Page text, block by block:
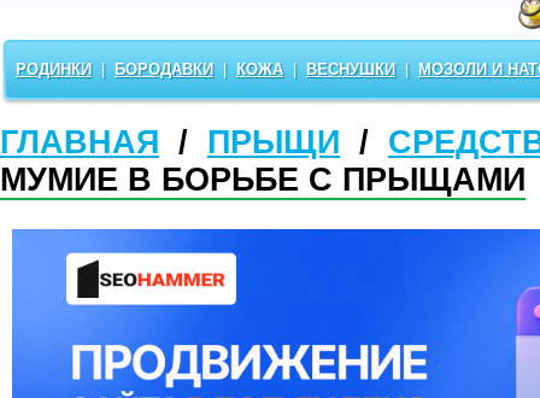
РОДИНКИ | БОРОДАВКИ | КОЖА | ВЕСНУШКИ | МОЗОЛИ И
ГЛАВНАЯ / ПРЫЩИ /
МУМИЕ В БОРЬБЕ С ПРЫЩАМИ